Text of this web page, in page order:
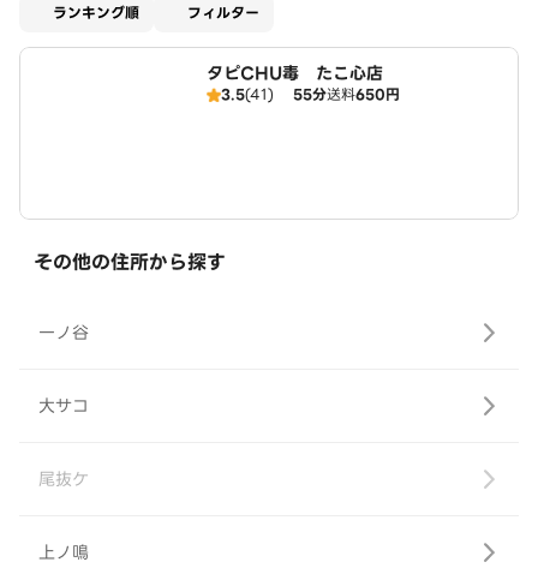
ランキング順 フィルター
タピCHU毒 たこ心店
3.5(41) 55分送料650円
その他の住所から探す
一ノ谷
大サコ
尾抜ケ
上ノ鳴